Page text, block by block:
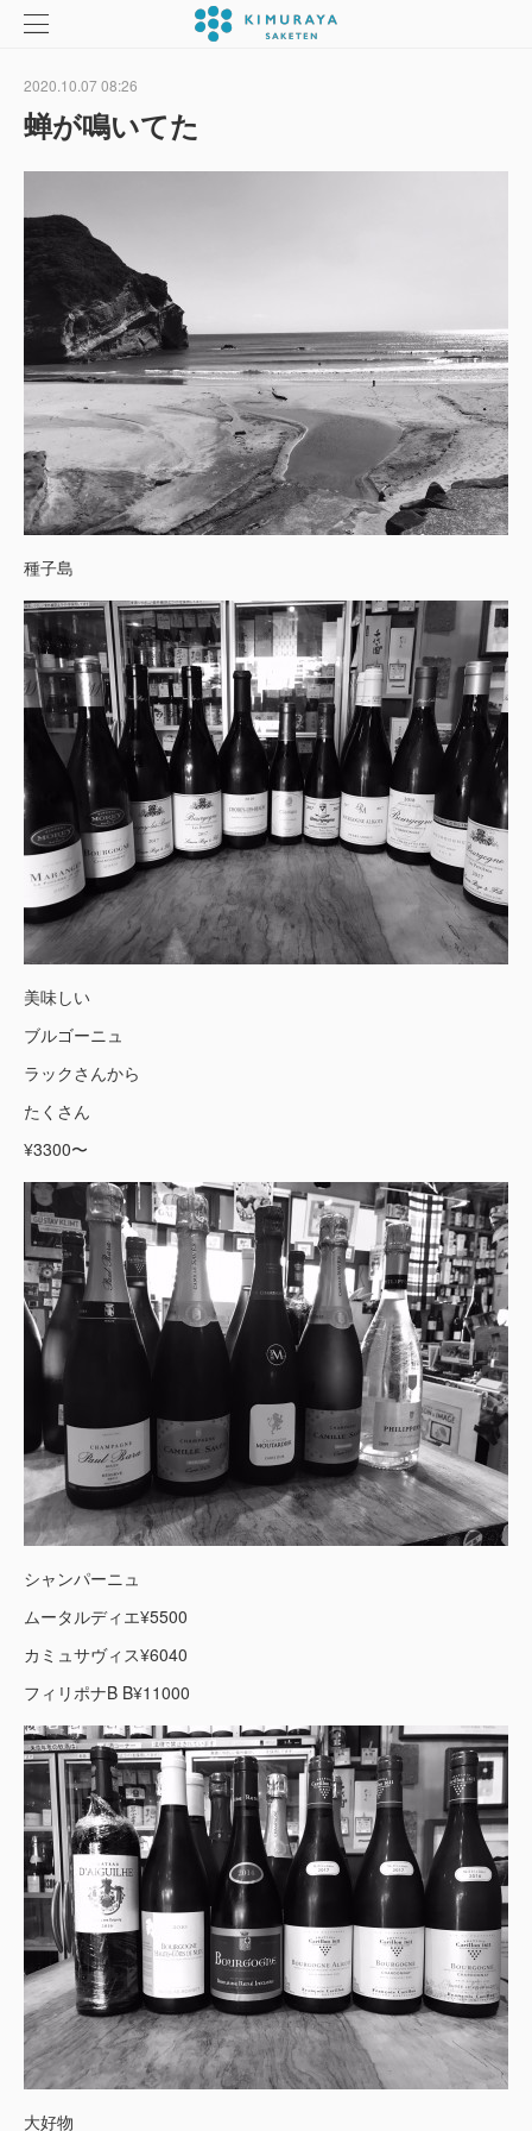
2020.10.07 08:26
蝉が鳴いてた
種子島
美味しい
ブルゴーニュ
ラックさんから
たくさん
¥3300〜
シャンパーニュ
ムータルディエ¥5500
カミュサヴィス¥6040
フィリポナB B¥11000
大好物